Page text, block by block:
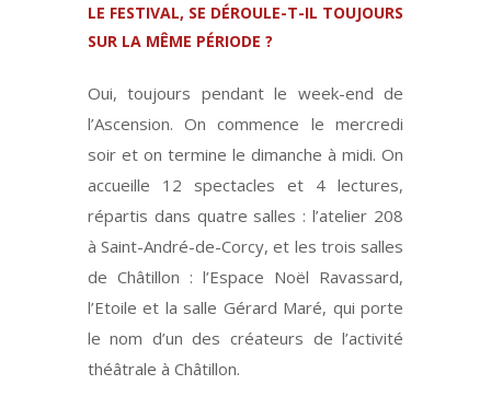
LE FESTIVAL, SE DÉROULE-T-IL TOUJOURS
SUR LA MÊME PÉRIODE ?
Oui, toujours pendant le week-end de
l’Ascension. On commence le mercredi
soir et on termine le dimanche à midi. On
accueille 12 spectacles et 4 lectures,
répartis dans quatre salles : l’atelier 208
à Saint-André-de-Corcy, et les trois salles
de Châtillon : l’Espace Noël Ravassard,
l’Etoile et la salle Gérard Maré, qui porte
le nom d’un des créateurs de l’activité
théâtrale à Châtillon.